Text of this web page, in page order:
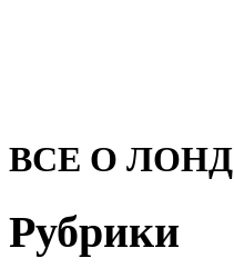
ВСЕ О
Рубрики